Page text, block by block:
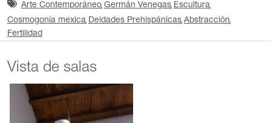
Arte Contemporáneo Germán Venegas Escultura
Cosmogonía mexica Deidades Prehispánicas Abstracción
Fertilidad
Vista de salas